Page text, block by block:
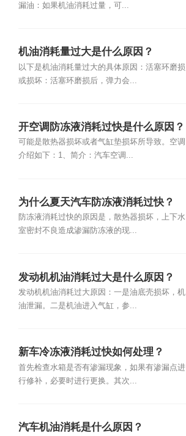
漏油：如果机油消耗过量，可...
机油消耗量过大是什么原因？
以下是机油消耗量过大的具体原因：活塞环磨损
或损坏：活塞环磨损后，弹力会...
开空调防冻液消耗过快是什么原因？
可能是散热器损坏或者气缸垫损坏所导致。空调
介绍如下：1、简介：汽车空调...
为什么夏天汽车防冻液消耗过快？
防冻液消耗过快的原因是，散热器损坏，上下水
室密封不良造成渗漏防冻液的现...
发动机机油消耗过大是什么原因？
发动机机油消耗过大原因：一是油底壳损坏，机
油泄漏。二是机油进入气缸，参...
新车冷冻液消耗过快如何处理？
首先检查水箱是否有渗漏现象，如果有渗漏点进
行修补，必要时进行更换。其次...
汽车机油消耗是什么原因？